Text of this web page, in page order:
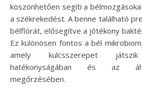
köszönhetően segíti a
a székrekedést. A benne található
bélflórát, elősegítve a jótékony
Ez különösen fontos a bél
amely kulcsszerepet
hatékonyságában és az
megőrzésében.